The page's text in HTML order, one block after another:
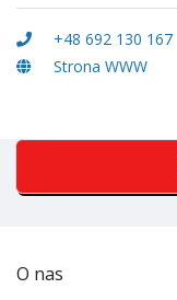
+48 692 130 167
Strona WWW
O nas